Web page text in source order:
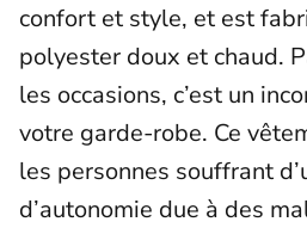
confort et style, et est
polyester doux et chaud.
les occasions, c’est un
votre garde-robe. Ce
les personnes souffrant
d’autonomie due à des